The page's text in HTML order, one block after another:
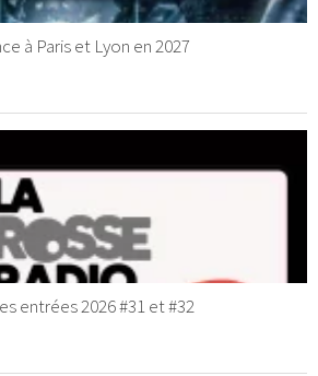
à Paris et Lyon en 2027
entrées 2026 #31 et #32